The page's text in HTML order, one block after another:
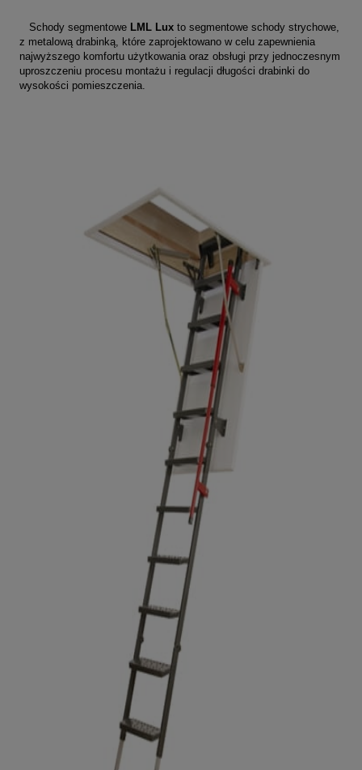
Schody segmentowe LML Lux to segmentowe schody strychowe,
z metalową drabinką, które zaprojektowano w celu zapewnienia
najwyższego komfortu użytkowania oraz obsługi przy jednoczesnym
uproszczeniu procesu montażu i regulacji długości drabinki do
wysokości pomieszczenia.